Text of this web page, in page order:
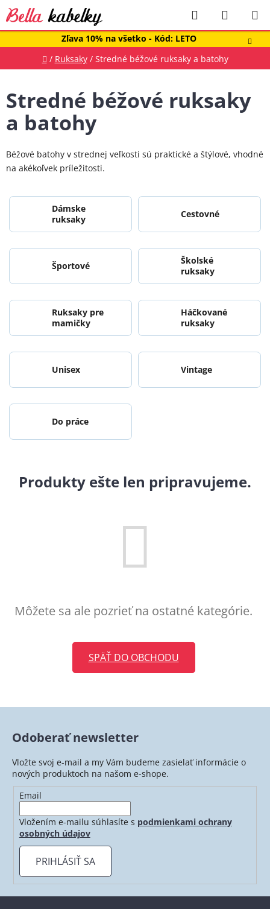
Prejsť
na
obsah
Zľava 10% na všetko - Kód: LETO
Hľadať
KOŠÍK
Domov
/ Ruksaky / Stredné béžové ruksaky a batohy
Stredné béžové ruksaky
a batohy
Béžové batohy v strednej veľkosti sú praktické a štýlové, vhodné
na akékoľvek príležitosti.
Dámske
ruksaky
Cestovné
Športové
Školské
ruksaky
Ruksaky pre
mamičky
Háčkované
ruksaky
Unisex Vintage
Do práce
Produkty ešte len pripravujeme.
Môžete sa ale pozrieť na ostatné kategórie.
SPÄŤ DO OBCHODU
Odoberať newsletter
Vložte svoj e-mail a my Vám budeme zasielať informácie o
nových produktoch na našom e-shope.
Email
Vložením e-mailu súhlasíte s podmienkami ochrany
osobných údajov
PRIHLÁSIŤ SA
Z